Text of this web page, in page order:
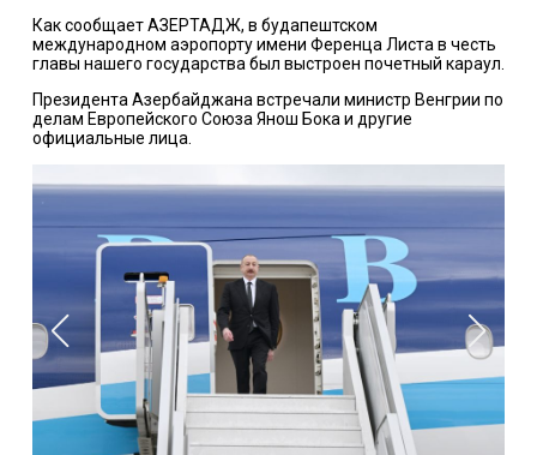
Как сообщает АЗЕРТАДЖ, в будапештском
международном аэропорту имени Ференца Листа в честь
главы нашего государства был выстроен почетный караул.
Президента Азербайджана встречали министр Венгрии по
делам Европейского Союза Янош Бока и другие
официальные лица.